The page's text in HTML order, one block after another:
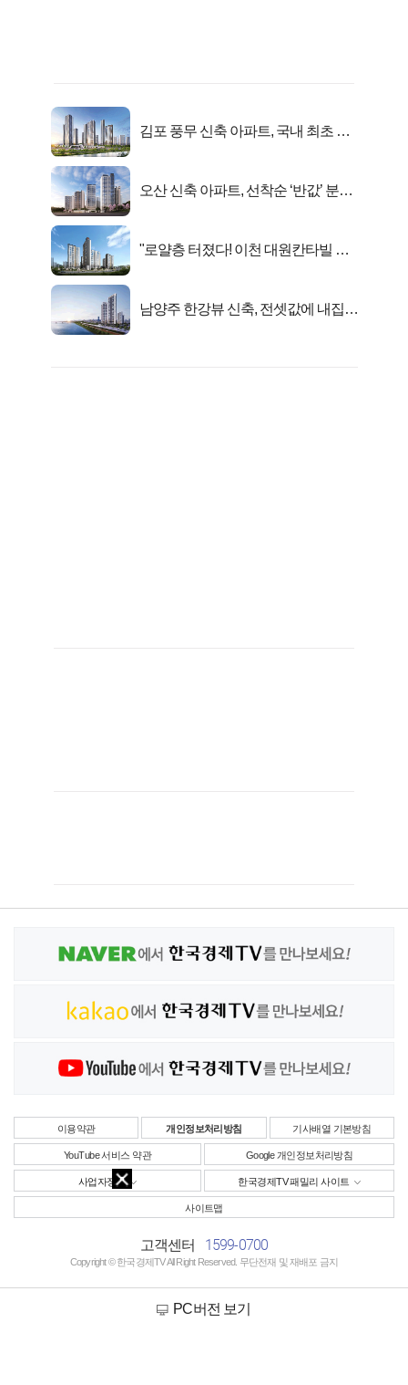
김포 풍무 신축 아파트, 국내 최초 반
오산 신축 아파트, 선착순 ‘반값’ 분양
"로얄층 터졌다! 이천 대원칸타빌 잔
남양주 한강뷰 신축, 전셋값에 내집마
이용약관 개인정보처리방침 기사배열 기본방침
YouTube 서비스 약관 Google 개인정보처리방침
사업자정보 한국경제TV 패밀리 사이트
사이트맵
고객센터 1599-0700
Copyright © 한국경제TV All Right Reserved. 무단전재 및 재배포 금지
PC버전 보기